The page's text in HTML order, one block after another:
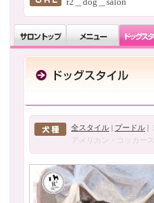
全スタイル プードル
アメリカン・コッカー